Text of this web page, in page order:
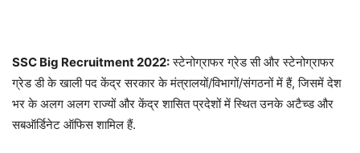
SSC Big Recruitment 2022:स्टेनोग्राफर ग्रेड सी और स्टेनोग्राफर
ग्रेड डी के खाली पद केंद्र सरकार के मंत्रालयों/विभागों/संगठनों में हैं, जिसमें देश
भर के अलग अलग राज्यों और केंद्र शासित प्रदेशों में स्थित उनके अटैच्ड और
सबऑर्डिनेट ऑफिस शामिल हैं.